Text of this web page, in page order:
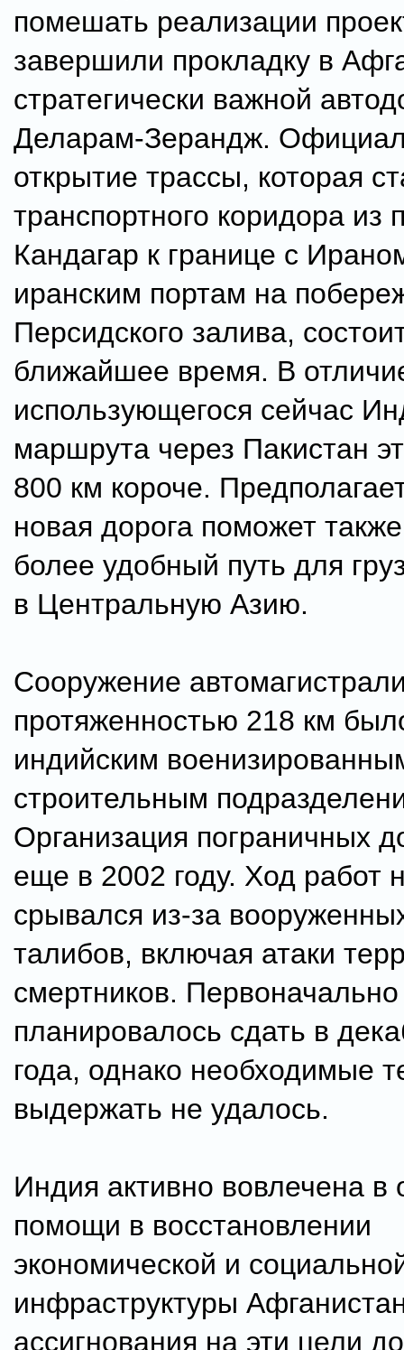
помешать реализации
завершили прокладку в
стратегически важной
Деларам-Зерандж.
открытие трассы, которая
транспортного коридора из
Кандагар к границе с
иранским портам на
Персидского залива,
ближайшее время. В
использующегося сейчас
маршрута через Пакистан
800 км короче.
новая дорога поможет
более удобный путь для
в Центральную Азию.
Сооружение
протяженностью 218 км
индийским
строительным
Организация пограничных
еще в 2002 году. Ход работ
срывался из-за
талибов, включая атаки
смертников. Первоначально
планировалось сдать в
года, однако необходимые
выдержать не удалось.
Индия активно вовлечена в
помощи в восстановлении
экономической и
инфраструктуры
ассигнования на эти цели